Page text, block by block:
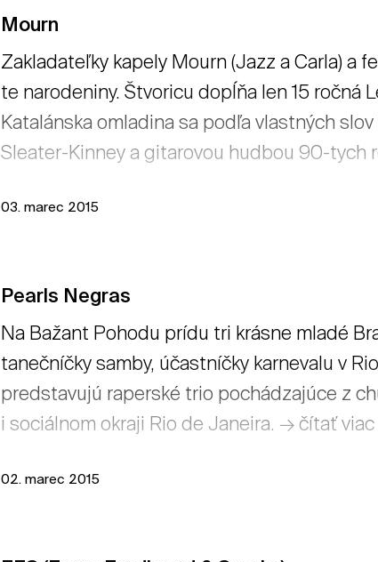
Mourn
Zakladateľky kapely Mourn (Jazz a Carla) a
te narodeniny. Štvoricu dopĺňa len 15 ročná
Katalánska omladina sa podľa vlastných
Sleater-Kinney a gitarovou hudbou 90-tych
03. marec 2015
Pearls Negras
Na Bažant Pohodu prídu tri krásne mladé
tanečníčky samby, účastníčky karnevalu v
predstavujú raperské trio pochádzajúce z
i sociálnom okraji Rio de Janeira. → čítať viac
02. marec 2015